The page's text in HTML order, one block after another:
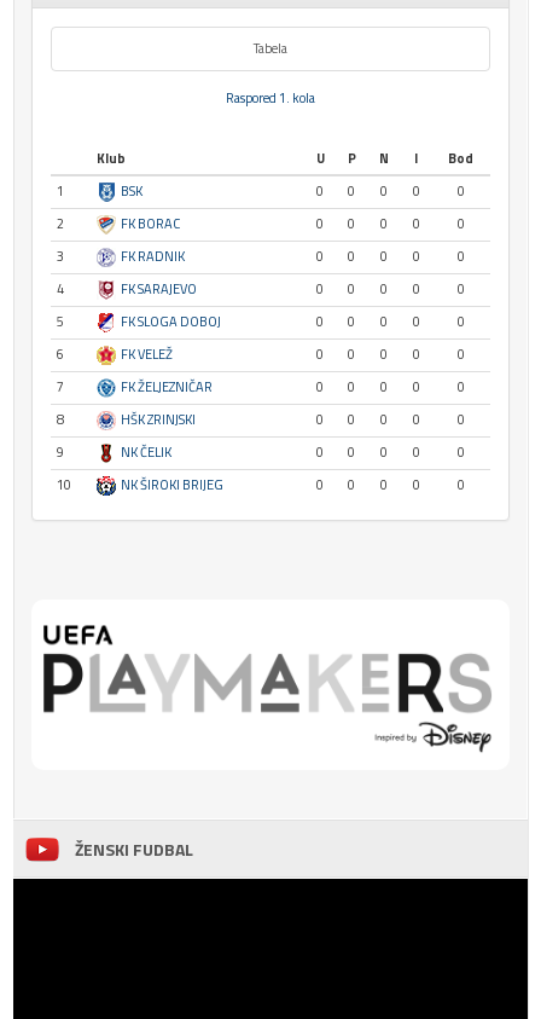
Tabela
Raspored 1. kola
Klub U P N I
Bod
1
BSK 0 0 0 0
0
2
FK BORAC 0 0 0 0
0
3
FK RADNIK 0 0 0 0
0
4
FK SARAJEVO 0 0 0 0
0
5
FK SLOGA DOBOJ 0 0 0 0
0
6
FK VELEŽ 0 0 0 0
0
7
FK ŽELJEZNIČAR 0 0 0 0
0
8
HŠK ZRINJSKI 0 0 0 0
0
9
NK ČELIK 0 0 0 0
0
10
NK ŠIROKI BRIJEG 0 0 0 0 0
ŽENSKI FUDBAL